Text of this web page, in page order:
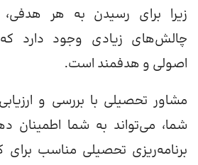
زیرا برای رسیدن به هر هدفی،
چالش‌های زیادی وجود دارد که
اصولی و هدفمند است.
مشاور تحصیلی با بررسی و
شما، می‌تواند به شما اطمینان
برنامه‌ریزی تحصیلی مناسب